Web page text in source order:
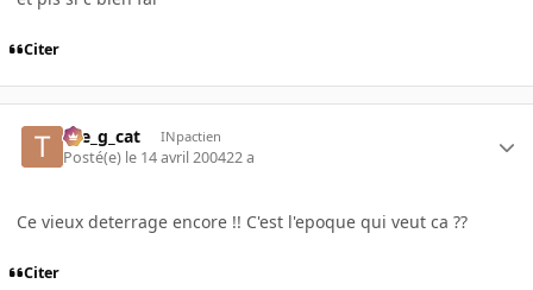
Citer
the_g_cat INpactien
Posté(e) le 14 avril 200422 a
Ce vieux deterrage encore !! C'est l'epoque qui veut ca ??
Citer